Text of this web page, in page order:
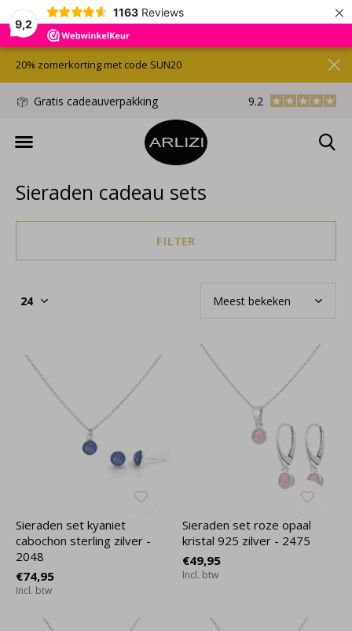
9,2
1163 Reviews ×
Gratis cadeauverpakking Gratis verzonden/
9.2
20% zomerkorting met code SUN20
Sieraden cadeau sets
FILTER
Sieraden set kyaniet
cabochon sterling zilver -
2048
€74,95
Incl. btw
Sieraden set roze opaal
kristal 925 zilver - 2475
€49,95
Incl. btw